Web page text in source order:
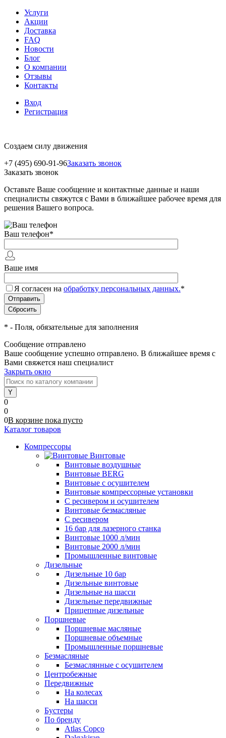
Услуги
Акции
Доставка
FAQ
Новости
Блог
О компании
Отзывы
Контакты
Вход
Регистрация
Создаем силу движения
+7 (495) 690-91-96Заказать звонок
Заказать звонок
Оставьте Ваше сообщение и контактные данные и наши
специалисты свяжутся с Вами в ближайшее рабочее время для
решения Вашего вопроса.
Ваш телефон*
Ваше имя
Я согласен на обработку персональных данных.*
* - Поля, обязательные для заполнения
Сообщение отправлено
Ваше сообщение успешно отправлено. В ближайшее время с
Вами свяжется наш специалист
Закрыть окно
0
0
0В корзине пока пусто
Каталог товаров
Компрессоры
Винтовые
Винтовые воздушные
Винтовые BERG
Винтовые с осушителем
Винтовые компрессорные установки
C ресивером и осушителем
Винтовые безмасляные
C ресивером
16 бар для лазерного станка
Винтовые 1000 л/мин
Винтовые 2000 л/мин
Промышленные винтовые
Дизельные
Дизельные 10 бар
Дизельные винтовые
Дизельные на шасси
Дизельные передвижные
Прицепные дизельные
Поршневые
Поршневые масляные
Поршневые объемные
Промышленные поршневые
Безмасляные
Безмаслянные с осушителем
Центробежные
Передвижные
На колесах
На шасси
Бустеры
По бренду
Atlas Copco